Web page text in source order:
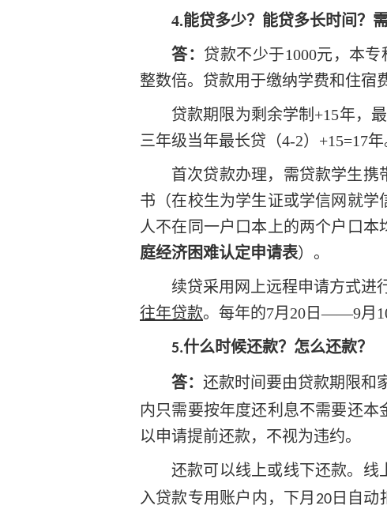
4.能贷多少？能贷多长时间？
答： 贷款不少于1000元，本
整数倍。贷款用于缴纳学费和住宿
贷款期限为剩余学制 +15年，
三年级当年最长贷（4-2）+15=17年
首次贷款办理，需贷款学生携
书（在校生为学生证或学信网就
人不在同一户口本上的两个户口本
庭经济困难认定申请表）。
续贷采用网上远程申请方式进
往年贷款。每年的7月20日——9月
5.什么时候还款？怎么还款？
答： 还款时间要由贷款期限和
内只需要按年度还利息不需要还
以申请提前还款，不视为违约。
还款可以线上或线下还款。线
入贷款专用账户内，下月 20日自动